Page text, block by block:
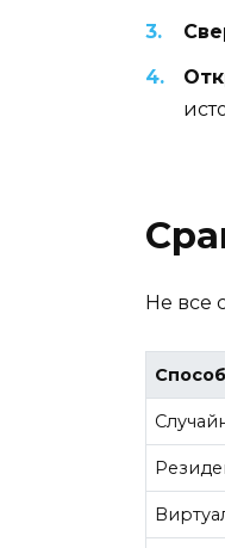
Не все